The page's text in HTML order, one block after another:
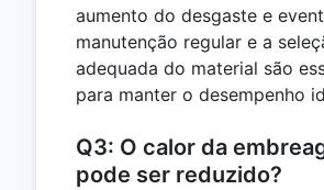
aumento do desgaste e
manutenção regular e a
adequada do material são
para manter o desempenho
Q3: O calor da
pode ser reduzido?